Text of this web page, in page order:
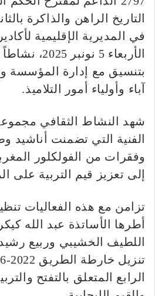
التاريخ الراهن والذاكرة
في المديرية الإقليمية
الأربعاء 5
بتنسيق مع إدارة المؤسسة
آباء وأولياء أمور التلاميذ.
شهد النشاط الثقافي
الفنية التي تضمنت أناشيد
وفقرات من الفولكلور
إلى تعزيز قيم التربية على
تزامن مع هذه الفعاليات
أطرها الأساتذة عبد الله
اللطيف الخشيبي وربيع
الرابع المتعلق بالتفتح